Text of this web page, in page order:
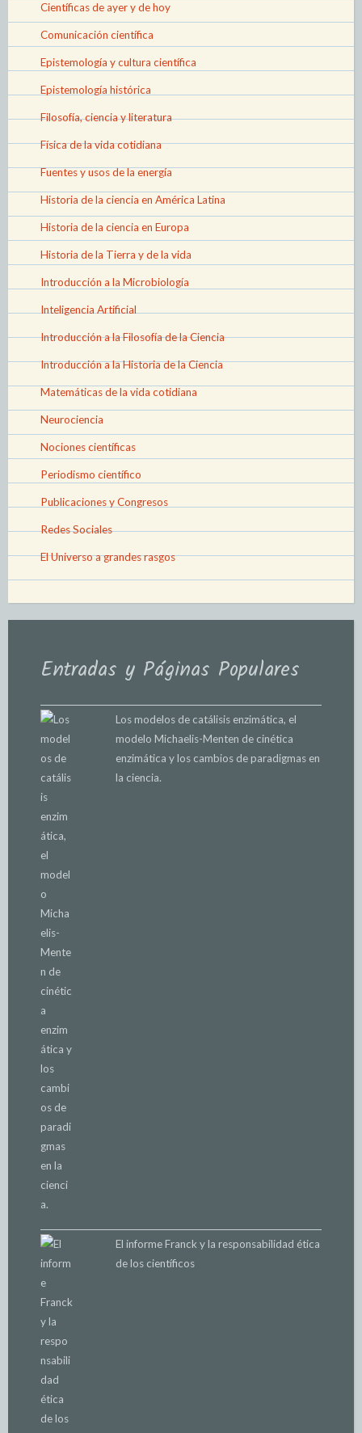
Científicas de ayer y de hoy
Comunicación científica
Epistemología y cultura científica
Epistemología histórica
Filosofía, ciencia y literatura
Física de la vida cotidiana
Fuentes y usos de la energía
Historia de la ciencia en América Latina
Historia de la ciencia en Europa
Historia de la Tierra y de la vida
Introducción a la Microbiología
Inteligencia Artificial
Introducción a la Filosofía de la Ciencia
Introducción a la Historia de la Ciencia
Matemáticas de la vida cotidiana
Neurociencia
Nociones científicas
Periodismo científico
Publicaciones y Congresos
Redes Sociales
El Universo a grandes rasgos
Entradas y Páginas Populares
Los modelos de catálisis enzimática, el
modelo Michaelis-Menten de cinética
enzimática y los cambios de paradigmas en
la ciencia.
El informe Franck y la responsabilidad ética
de los científicos